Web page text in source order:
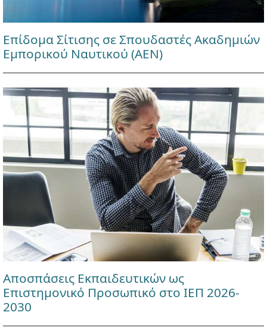
Επίδομα Σίτισης σε Σπουδαστές Ακαδημιών
Εμπορικού Ναυτικού (ΑΕΝ)
Αποσπάσεις Εκπαιδευτικών ως
Επιστημονικό Προσωπικό στο ΙΕΠ 2026-
2030